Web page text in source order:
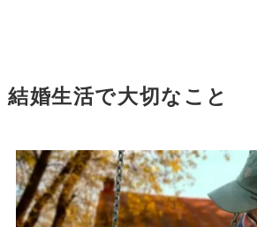
結婚生活で大切なこと